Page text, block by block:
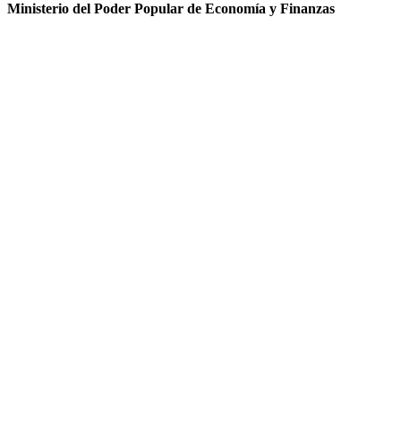
Ministerio del Poder Popular de Economía y Finanzas